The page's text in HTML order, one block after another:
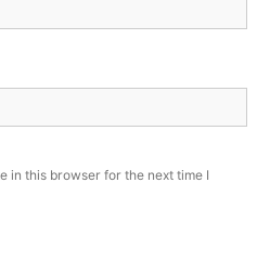
in this browser for the next time I